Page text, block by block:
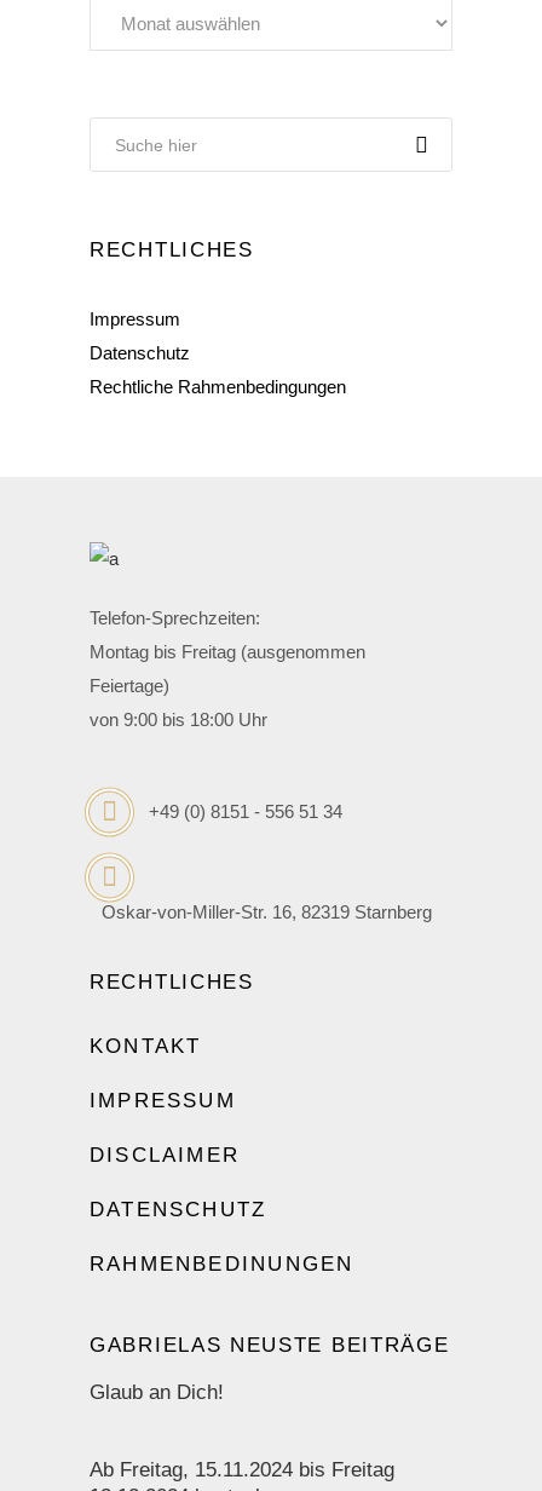
RECHTLICHES
Impressum
Datenschutz
Rechtliche Rahmenbedingungen
Telefon-Sprechzeiten:
Montag bis Freitag (ausgenommen
Feiertage)
von 9:00 bis 18:00 Uhr
+49 (0) 8151 - 556 51 34
Oskar-von-Miller-Str. 16, 82319 Starnberg
RECHTLICHES
KONTAKT
IMPRESSUM
DISCLAIMER
DATENSCHUTZ
RAHMENBEDINUNGEN
GABRIELAS NEUSTE BEITRÄGE
Glaub an Dich!
Ab Freitag, 15.11.2024 bis Freitag